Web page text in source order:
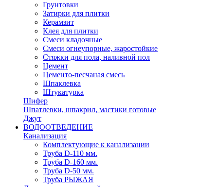
Грунтовки
Затирки для плитки
Керамзит
Клея для плитки
Смеси кладочные
Смеси огнеупорные, жаростойкие
Стяжки для пола, наливной пол
Цемент
Цементо-песчаная смесь
Шпаклевка
Штукатурка
Шифер
Шпатлевки, шпакрил, мастики готовые
Джут
ВОДООТВЕДЕНИЕ
Канализация
Комплектующие к канализации
Труба D-110 мм.
Труба D-160 мм.
Труба D-50 мм.
Труба РЫЖАЯ